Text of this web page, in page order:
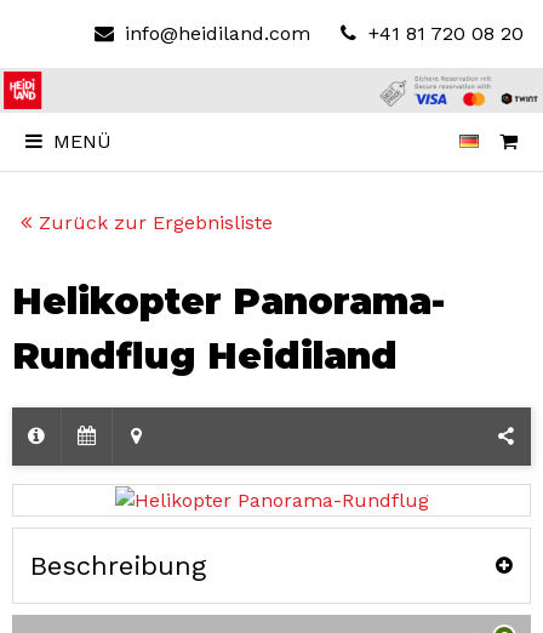
info@heidiland.com +41 81 720 08 20
MENÜ
Zurück zur Ergebnisliste
Helikopter Panorama-
Rundflug Heidiland
Beschreibung